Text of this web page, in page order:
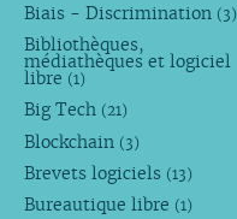
Biais - Discrimination (3)
Bibliothèques,
médiathèques et logiciel
libre (1)
Big Tech (21)
Blockchain (3)
Brevets logiciels (13)
Bureautique libre (1)